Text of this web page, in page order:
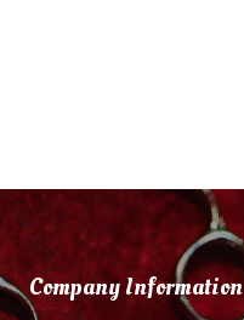
Company Information